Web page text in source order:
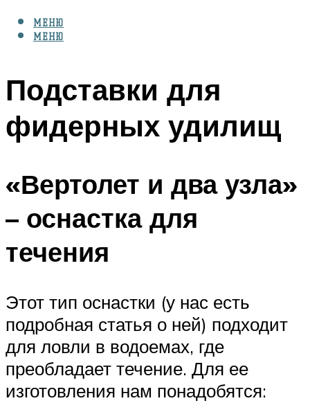
МЕНЮ
МЕНЮ
Подставки для
фидерных удилищ
«Вертолет и два узла»
– оснастка для
течения
Этот тип оснастки (у нас есть
подробная статья о ней) подходит
для ловли в водоемах, где
преобладает течение. Для ее
изготовления нам понадобятся: